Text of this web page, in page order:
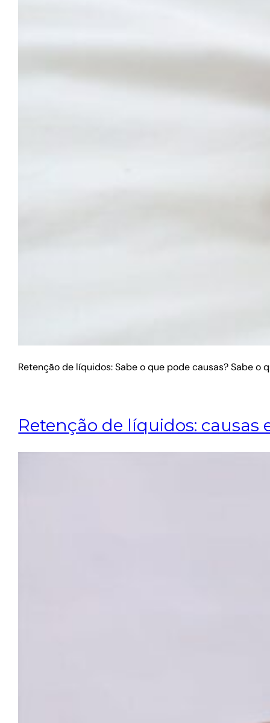
Retenção de líquidos: Sabe o que pode causas? Sabe
Retenção de líquidos: causas